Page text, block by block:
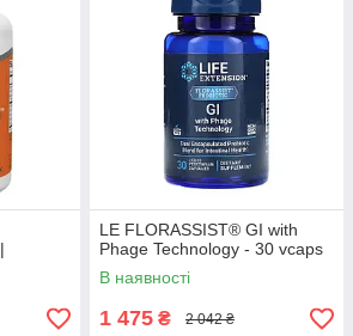
LE FLORASSIST® GI with
Phage Technology - 30 vcaps
В наявності
1 475 ₴ 2 042 ₴